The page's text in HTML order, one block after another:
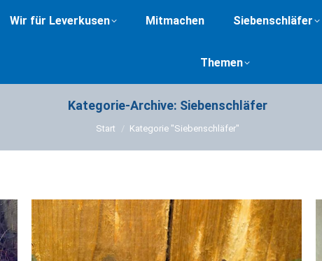
Wir für Leverkusen Mitmachen Siebenschläfer
Themen
Kategorie-Archive: Siebenschläfer
Sie befinden sich hier:
Start Kategorie "Siebenschläfer"